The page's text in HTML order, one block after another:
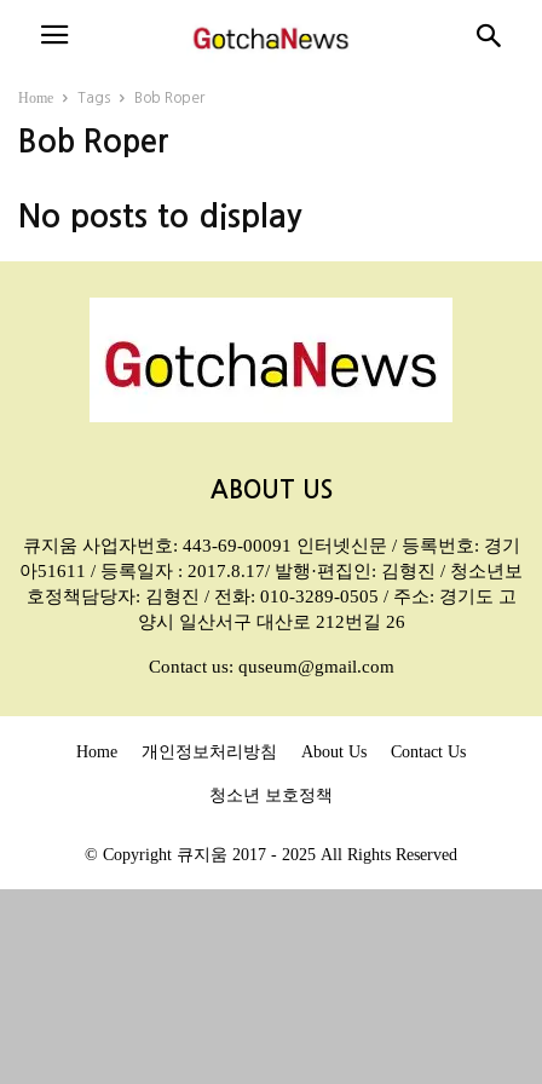
Home Tags Bob Roper
Bob Roper
No posts to display
ABOUT US
큐지움 사업자번호: 443-69-00091 인터넷신문 / 등록번호: 경기
아51611 / 등록일자 : 2017.8.17/ 발행·편집인: 김형진 / 청소년보
호정책담당자: 김형진 / 전화: 010-3289-0505 / 주소: 경기도 고
양시 일산서구 대산로 212번길 26
Contact us: quseum@gmail.com
Home 개인정보처리방침 About Us Contact Us
청소년 보호정책
© Copyright 큐지움 2017 - 2025 All Rights Reserved